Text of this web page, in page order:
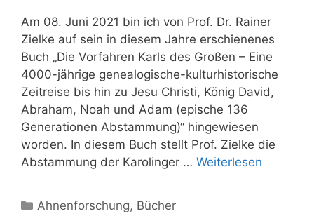
Am 08. Juni 2021 bin ich von Prof. Dr. Rainer
Zielke auf sein in diesem Jahre erschienenes
Buch „Die Vorfahren Karls des Großen – Eine
4000-jährige genealogische-kulturhistorische
Zeitreise bis hin zu Jesu Christi, König David,
Abraham, Noah und Adam (epische 136
Generationen Abstammung)“ hingewiesen
worden. In diesem Buch stellt Prof. Zielke die
Abstammung der Karolinger … Weiterlesen
Kategorien
Ahnenforschung, Bücher